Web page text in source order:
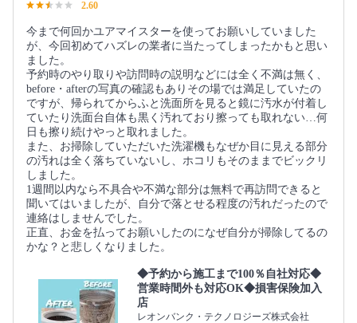
2.60
今まで何回かユアマイスターを使ってお願いしていました
が、今回初めてハズレの業者に当たってしまったかもと思い
ました。
予約時のやり取りや訪問時の説明などには全く不満は無く、
before・afterの写真の確認もありその場では満足していたの
ですが、帰られてからふと洗面所を見ると鏡に汚水が付着し
ていたり洗面台自体も黒く汚れており擦っても取れない…何
日も擦り続けやっと取れました。
また、お掃除していただいた洗濯機もなぜか目に見える部分
の汚れは全く落ちていないし、ホコリもそのままでビックリ
しました。
1週間以内なら不具合や不満な部分は無料で再訪問できると
聞いてはいましたが、自分で落とせる程度の汚れだったので
連絡はしませんでした。
正直、お金を払ってお願いしたのになぜ自分が掃除してるの
かな？と悲しくなりました。
◆予約から施工まで100％自社対応◆
営業時間外も対応OK◆損害保険加入
店
レオンバンク・テクノロジーズ株式会社